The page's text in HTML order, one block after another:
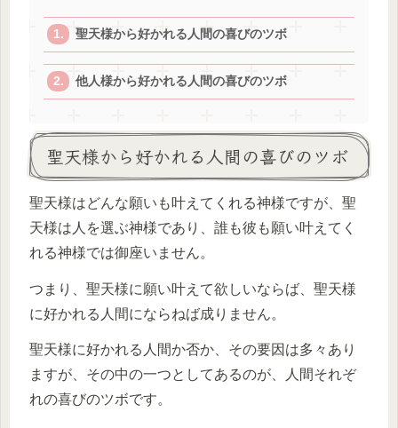
聖天様から好かれる人間の喜びのツボ
他人様から好かれる人間の喜びのツボ
聖天様から好かれる人間の喜びのツボ
聖天様はどんな願いも叶えてくれる神様ですが、聖
天様は人を選ぶ神様であり、誰も彼も願い叶えてく
れる神様では御座いません。
つまり、聖天様に願い叶えて欲しいならば、聖天様
に好かれる人間にならねば成りません。
聖天様に好かれる人間か否か、その要因は多々あり
ますが、その中の一つとしてあるのが、人間それぞ
れの喜びのツボです。